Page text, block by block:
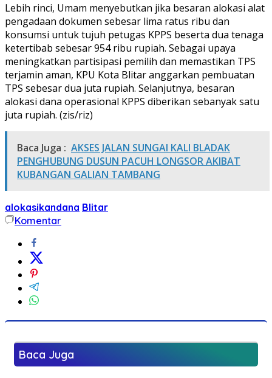
Lebih rinci, Umam menyebutkan jika besaran alokasi alat
pengadaan dokumen sebesar lima ratus ribu dan
konsumsi untuk tujuh petugas KPPS beserta dua tenaga
ketertibab sebesar 954 ribu rupiah. Sebagai upaya
meningkatkan partisipasi pemilih dan memastikan TPS
terjamin aman, KPU Kota Blitar anggarkan pembuatan
TPS sebesar dua juta rupiah. Selanjutnya, besaran
alokasi dana operasional KPPS diberikan sebanyak satu
juta rupiah. (zis/riz)
Baca Juga : AKSES JALAN SUNGAI KALI BLADAK
PENGHUBUNG DUSUN PACUH LONGSOR AKIBAT
KUBANGAN GALIAN TAMBANG
alokasikandana Blitar
Komentar
Baca Juga